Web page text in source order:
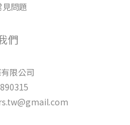
問題
們
限公司